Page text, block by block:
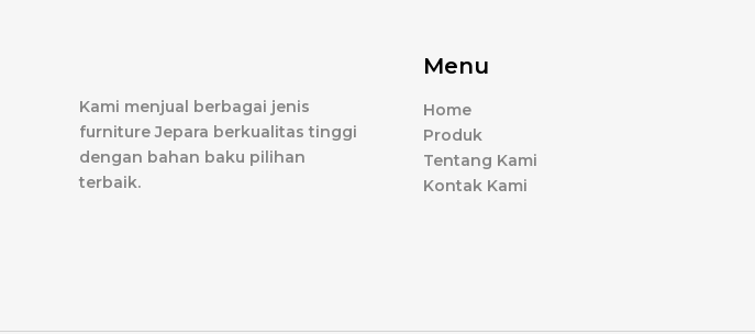
Kami menjual berbagai jenis
furniture Jepara berkualitas tinggi
dengan bahan baku pilihan
terbaik.
Menu
Home
Produk
Tentang Kami
Kontak Kami